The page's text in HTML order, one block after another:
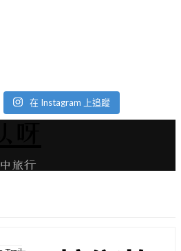
在 Instagram 上追蹤
旅行